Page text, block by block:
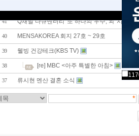
41 Q채널 다큐멘터리 '또 하나의 우주, 뇌' 시청 안
40 MENSAKOREA 회지 27호 ~ 29호
39 웰빙 건강테크(KBS TV)
38 [re] MBC <아주 특별한 아침>
37 류시현 멘산 결혼 소식